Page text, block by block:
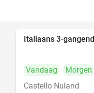
Italiaans 3-
Vandaag Morgen
Castello Nuland